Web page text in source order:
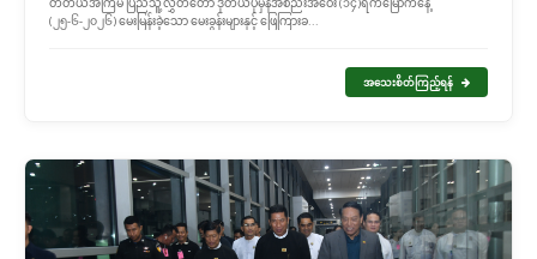
(၂၅-၆-၂၀၂၆) မေးမြန်းခဲ့သော မေးခွန်းများနှင့် ဖြေကြားခ...
အသေးစိတ်ကြည့်ရန်